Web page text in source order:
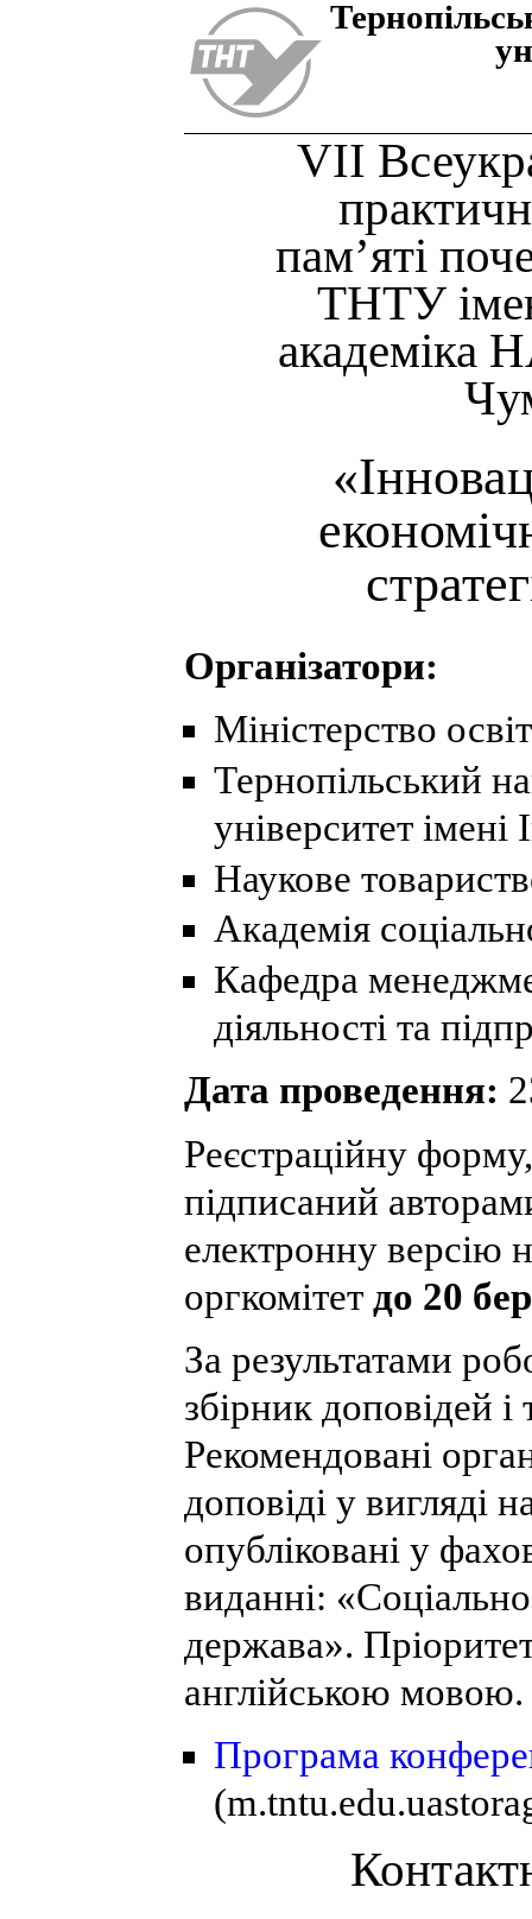
VІІ
пам’яті
ТНТУ
академіка
Організатори:
Міністерство
Тернопільський
університет
Наукове
Академія
Кафедра
діяльності та
Дата проведення:
Реєстраційну
підписаний
електронну версію
оргкомітет до 20
За результатами
збірник доповідей і
Рекомендовані
доповіді у вигляді
опубліковані у
виданні:
держава».
англійською мовою.
Програма